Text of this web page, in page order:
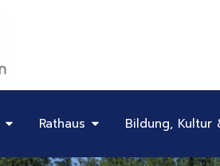
Öffne Unsere Stadt
Rathaus Öffne Rathaus
Bildung, Kultur